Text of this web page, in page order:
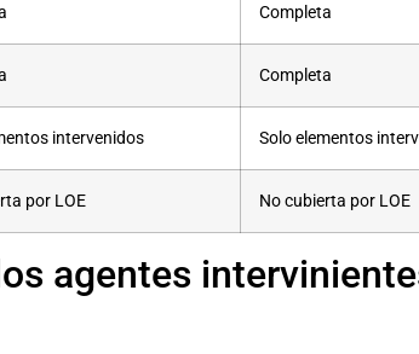
Completa
Completa
intervenidos Solo elementos
por LOE No cubierta por LOE
agentes